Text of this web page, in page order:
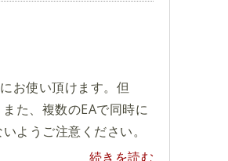
お使い頂けます。但
た、複数のEAで同時に
ようご注意ください。
続きを読む